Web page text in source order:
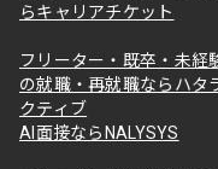
らキャリアチケット
フリーター・既卒・未経
の就職・再就職ならハタ
クティブ
AI面接ならNALYSYS